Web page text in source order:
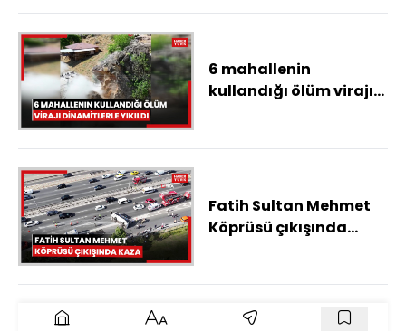
6 mahallenin
kullandığı ölüm virajı
Fatih Sultan Mehmet
Köprüsü çıkışında